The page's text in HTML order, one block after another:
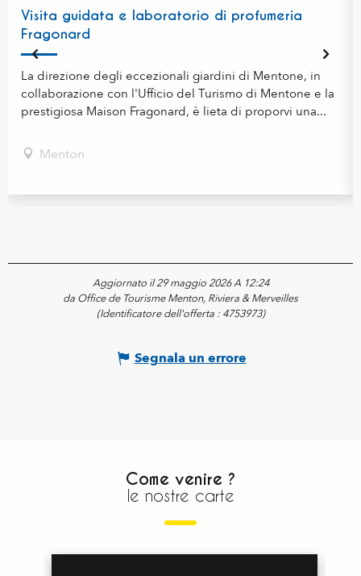
Visita guidata e laboratorio di profumeria
Fragonard
La direzione degli eccezionali giardini di Mentone, in
collaborazione con l'Ufficio del Turismo di Mentone e la
prestigiosa Maison Fragonard, è lieta di proporvi una...
Menton
Aggiornato il 29 maggio 2026 A 12:24
da Office de Tourisme Menton, Riviera & Merveilles
(Identificatore dell'offerta : 4753973)
Segnala un errore
Come venire ?
le nostre carte